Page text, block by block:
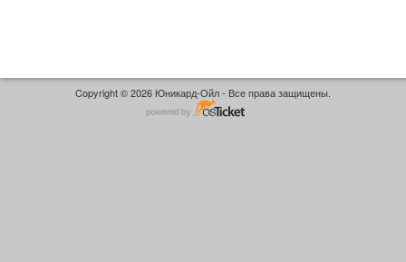
Copyright © 2026 Юникард-Ойл - Все права защищены.